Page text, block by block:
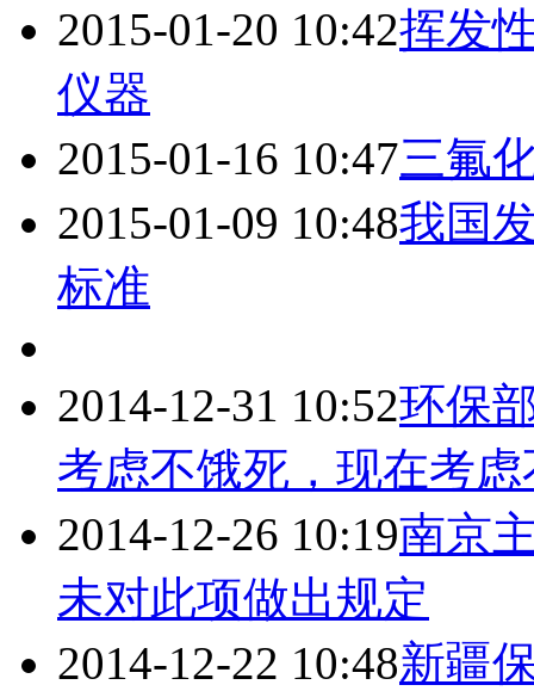
2015-01-20 10:42挥发
仪器
2015-01-16 10:47三氟
2015-01-09 10:48我国
标准
2014-12-31 10:52环保
考虑不饿死，现在考
2014-12-26 10:19南京
未对此项做出规定
2014-12-22 10:48新疆